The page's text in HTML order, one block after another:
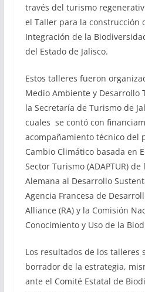
través del turismo
el Taller para la construcción
Integración de la
del Estado de Jalisco.
Estos talleres fueron
Medio Ambiente y Desarrollo
la Secretaría de Turismo de
cuales se contó con
acompañamiento técnico del
Cambio Climático basada en
Sector Turismo (ADAPTUR)
Alemana al Desarrollo
Agencia Francesa de
Alliance (RA) y la Comisión
Conocimiento y Uso de la
Los resultados de los talleres
borrador de la estrategia,
ante el Comité Estatal de